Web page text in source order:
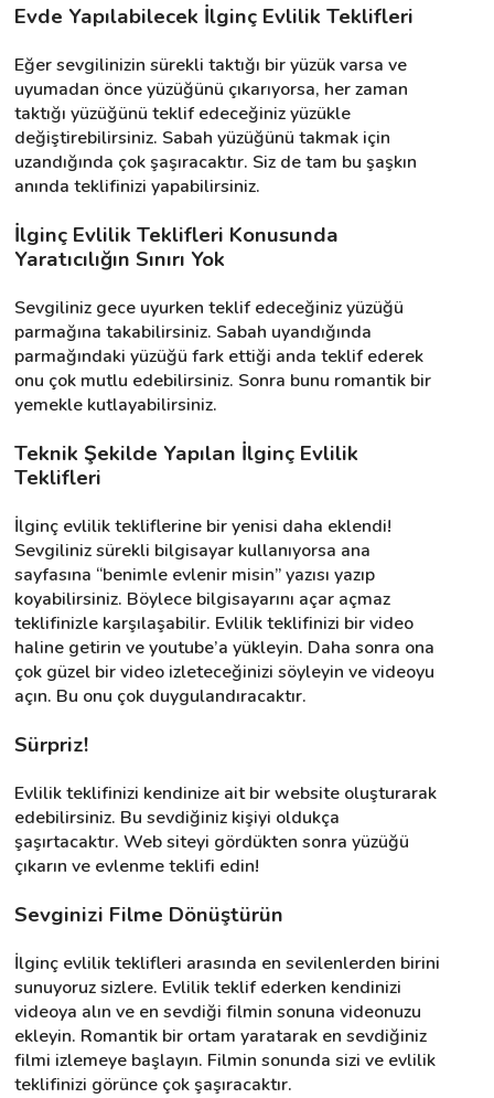
Evde Yapılabilecek İlginç Evlilik Teklifleri
Eğer sevgilinizin sürekli taktığı bir yüzük varsa ve
uyumadan önce yüzüğünü çıkarıyorsa, her zaman
taktığı yüzüğünü teklif edeceğiniz yüzükle
değiştirebilirsiniz. Sabah yüzüğünü takmak için
uzandığında çok şaşıracaktır. Siz de tam bu şaşkın
anında teklifinizi yapabilirsiniz.
İlginç Evlilik Teklifleri Konusunda
Yaratıcılığın Sınırı Yok
Sevgiliniz gece uyurken teklif edeceğiniz yüzüğü
parmağına takabilirsiniz. Sabah uyandığında
parmağındaki yüzüğü fark ettiği anda teklif ederek
onu çok mutlu edebilirsiniz. Sonra bunu romantik bir
yemekle kutlayabilirsiniz.
Teknik Şekilde Yapılan İlginç Evlilik
Teklifleri
İlginç evlilik tekliflerine bir yenisi daha eklendi!
Sevgiliniz sürekli bilgisayar kullanıyorsa ana
sayfasına “benimle evlenir misin” yazısı yazıp
koyabilirsiniz. Böylece bilgisayarını açar açmaz
teklifinizle karşılaşabilir. Evlilik teklifinizi bir video
haline getirin ve youtube’a yükleyin. Daha sonra ona
çok güzel bir video izleteceğinizi söyleyin ve videoyu
açın. Bu onu çok duygulandıracaktır.
Sürpriz!
Evlilik teklifinizi kendinize ait bir website oluşturarak
edebilirsiniz. Bu sevdiğiniz kişiyi oldukça
şaşırtacaktır. Web siteyi gördükten sonra yüzüğü
çıkarın ve evlenme teklifi edin!
Sevginizi Filme Dönüştürün
İlginç evlilik teklifleri arasında en sevilenlerden birini
sunuyoruz sizlere. Evlilik teklif ederken kendinizi
videoya alın ve en sevdiği filmin sonuna videonuzu
ekleyin. Romantik bir ortam yaratarak en sevdiğiniz
filmi izlemeye başlayın. Filmin sonunda sizi ve evlilik
teklifinizi görünce çok şaşıracaktır.